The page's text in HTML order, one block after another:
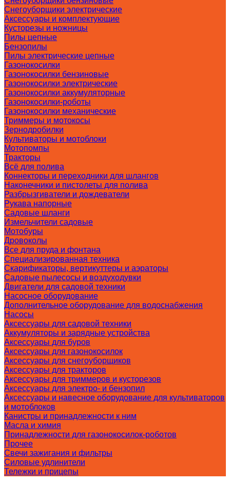
Снегоуборщики электрические
Аксессуары и комплектующие
Кусторезы и ножницы
Пилы цепные
Бензопилы
Пилы электрические цепные
Газонокосилки
Газонокосилки бензиновые
Газонокосилки электрические
Газонокосилки аккумуляторные
Газонокосилки-роботы
Газонокосилки механические
Триммеры и мотокосы
Зернодробилки
Культиваторы и мотоблоки
Мотопомпы
Тракторы
Всё для полива
Коннекторы и переходники для шлангов
Наконечники и пистолеты для полива
Разбрызгиватели и дождеватели
Рукава напорные
Садовые шланги
Измельчители садовые
Мотобуры
Дровоколы
Все для пруда и фонтана
Специализированная техника
Скарификаторы, вертикуттеры и аэраторы
Садовые пылесосы и воздуходувки
Двигатели для садовой техники
Насосное оборудование
Дополнительное оборудование для водоснабжения
Насосы
Аксессуары для садовой техники
Аккумуляторы и зарядные устройства
Аксессуары для буров
Аксессуары для газонокосилок
Аксессуары для снегоуборщиков
Аксессуары для тракторов
Аксессуары для триммеров и кусторезов
Аксессуары для электро- и бензопил
Аксессуары и навесное оборудование для культиваторов
и мотоблоков
Канистры и принадлежности к ним
Масла и химия
Принадлежности для газонокосилок-роботов
Прочее
Свечи зажигания и фильтры
Силовые удлинители
Тележки и прицепы